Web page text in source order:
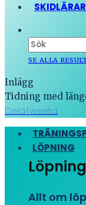
SE ALLA
Inlägg
Tidning med
DelaTweeta
LÖPNING
Löpning
Allt om